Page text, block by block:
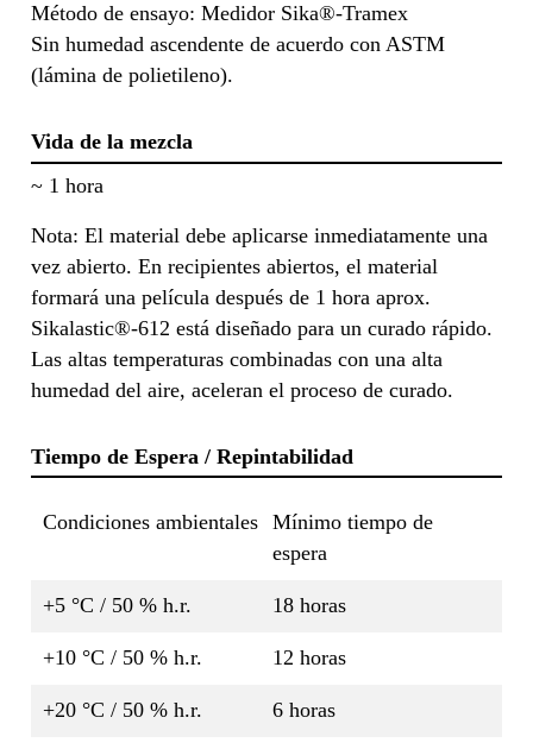
Método de ensayo: Medidor Sika®-Tramex
Sin humedad ascendente de acuerdo con ASTM
(lámina de polietileno).
Vida de la mezcla
~ 1 hora
Nota: El material debe aplicarse inmediatamente una
vez abierto. En recipientes abiertos, el material
formará una película después de 1 hora aprox.
Sikalastic®-612 está diseñado para un curado rápido.
Las altas temperaturas combinadas con una alta
humedad del aire, aceleran el proceso de curado.
Tiempo de Espera / Repintabilidad
Condiciones ambientales Mínimo tiempo de
espera
+5 °C / 50 % h.r. 18 horas
+10 °C / 50 % h.r. 12 horas
+20 °C / 50 % h.r. 6 horas